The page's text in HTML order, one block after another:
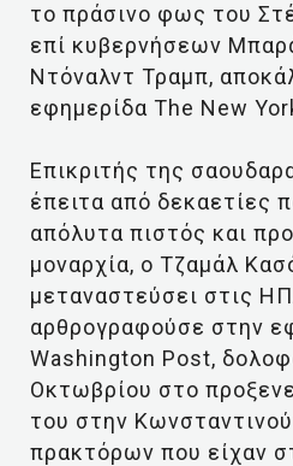
το πράσινο φως του
επί κυβερνήσεων
Ντόναλντ Τραμπ,
εφημερίδα The New
Επικριτής της
έπειτα από δεκαετίες
απόλυτα πιστός και
μοναρχία, ο Τζαμάλ
μεταναστεύσει στις
αρθρογραφούσε στην
Washington Post,
Οκτωβρίου στο
του στην
πρακτόρων που είχαν